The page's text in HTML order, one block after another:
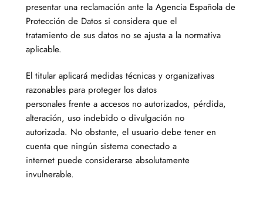
presentar una reclamación ante la Agencia Española de
Protección de Datos si considera que el
tratamiento de sus datos no se ajusta a la normativa
aplicable.
El titular aplicará medidas técnicas y organizativas
razonables para proteger los datos
personales frente a accesos no autorizados, pérdida,
alteración, uso indebido o divulgación no
autorizada. No obstante, el usuario debe tener en
cuenta que ningún sistema conectado a
internet puede considerarse absolutamente
invulnerable.